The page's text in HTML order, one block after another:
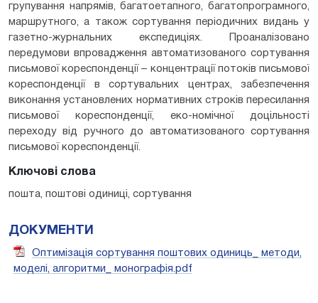
групування напрямів, багатоетапного, багатопрограмного,
маршрутного, а також сортування періодичних видань у
газетно-журнальних експедиціях. Проаналізовано
передумови впровадження автоматизованого сортування
письмової кореспонденції – концентрації потоків письмової
кореспонденції в сортувальних центрах, забезпечення
виконання установлених нормативних строків пересилання
письмової кореспонденції, еко-номічної доцільності
переходу від ручного до автоматизованого сортування
письмової кореспонденції.
Ключові слова
пошта, поштові одиниці, сортування
ДОКУМЕНТИ
Оптимізація сортування поштових одиниць_ методи,
моделі, алгоритми_ монографія.pdf